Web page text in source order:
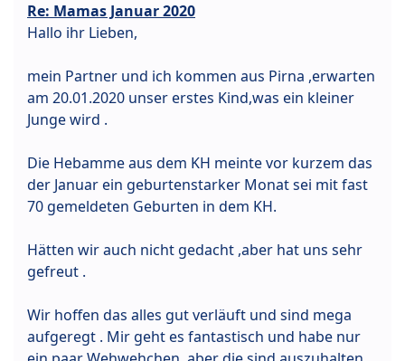
Re: Mamas Januar 2020
Hallo ihr Lieben,
mein Partner und ich kommen aus Pirna ,erwarten
am 20.01.2020 unser erstes Kind,was ein kleiner
Junge wird .
Die Hebamme aus dem KH meinte vor kurzem das
der Januar ein geburtenstarker Monat sei mit fast
70 gemeldeten Geburten in dem KH.
Hätten wir auch nicht gedacht ,aber hat uns sehr
gefreut .
Wir hoffen das alles gut verläuft und sind mega
aufgeregt . Mir geht es fantastisch und habe nur